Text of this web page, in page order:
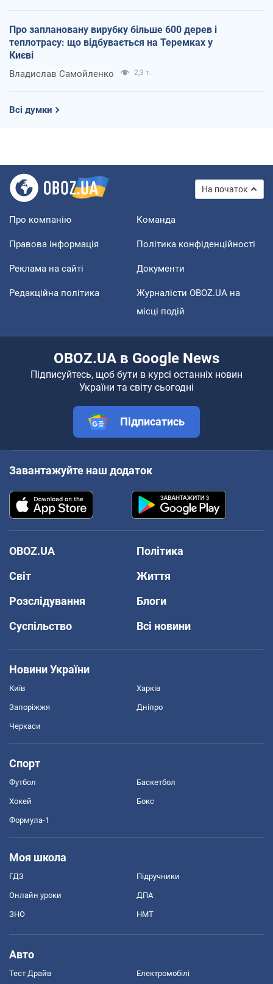
Про заплановану вирубку більше 600 дерев і
теплотрасу: що відбувається на Теремках у
Києві
Владислав Самойленко 2,3 т.
Всі думки
На початок
Про компанію Команда
Правова інформація Політика конфіденційності
Реклама на сайті Документи
Редакційна політика
Журналісти OBOZ.UA на
місці подій
OBOZ.UA в Google News
Підписуйтесь, щоб бути в курсі останніх новин
України та світу сьогодні
Підписатись
Завантажуйте наш додаток
OBOZ.UA
Політика
Світ
Життя
Розслідування
Блоги
Суспільство
Всі новини
Новини України
Київ Харків
Запоріжжя Дніпро
Черкаси
Спорт
Футбол Баскетбол
Хокей Бокс
Формула-1
Моя школа
ГДЗ Підручники
Онлайн уроки ДПА
ЗНО НМТ
Авто
Тест Драйв Електромобілі